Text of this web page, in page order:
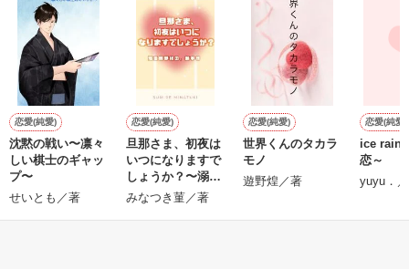
作品を読む
鷹哉『宜しくな、俺の雛子』🦅
雛子『俺の……ひぃ、雛子？！！！』🐥
シゴデキで冷徹な上司が見せる素顔は、なぜか想像以上に甘く
て……🐥💓🦅
※表紙も作中使用の画像も全てフリー素材です。
※執筆期間2026.6.3〜7.20完結です。
※他サイトさんにて恋愛トレンド1位でした〜良かったら読ん
で頂けると嬉しいです。
恋愛(純愛)
沈黙の戦い〜凛々
しい棋士のギャッ
プ〜
せいとも／著
恋愛(純愛)
旦那さま、初夜は
いつになりますで
しょうか？〜溺愛
旦那様の艶事情〜
みなつき菫／著
恋愛(純愛)
世界くんのタカラ
モノ
遊野煌／著
恋愛(純愛)
ice rain
恋～
yuyu．